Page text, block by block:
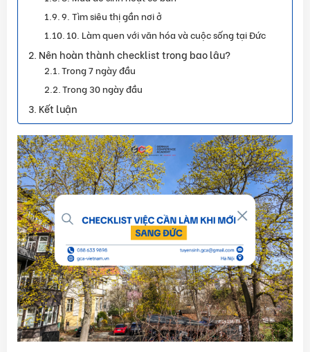
9. Tìm siêu thị gần nơi ở
10. Làm quen với văn hóa và cuộc sống tại Đức
Nên hoàn thành checklist trong bao lâu?
Trong 7 ngày đầu
Trong 30 ngày đầu
Kết luận